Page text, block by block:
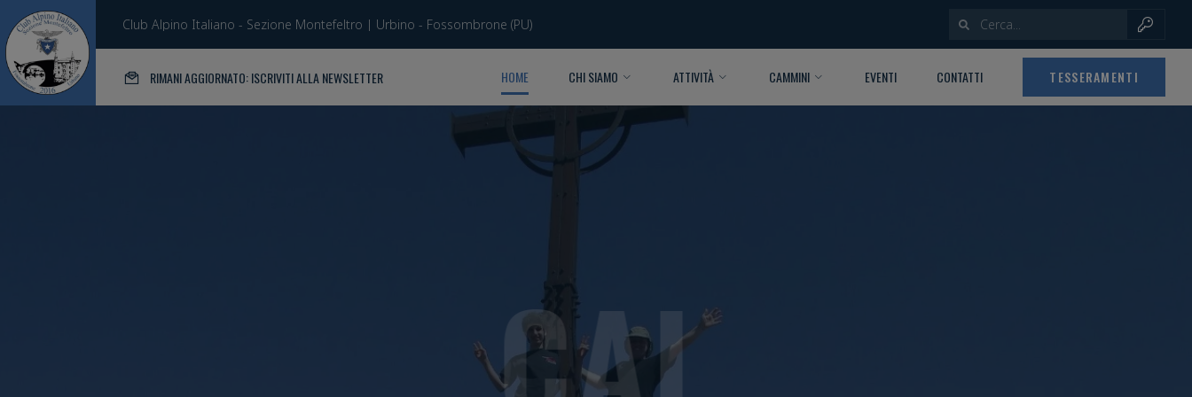
Club Alpino Italiano - Sezione Montefeltro | Urbino - Fossombrone (PU)
RIMANI AGGIORNATO: ISCRIVITI ALLA NEWSLETTER HOME CHI SIAMO ATTIVITÀ CAMMINI EVENTI CONTATTI TESSERAMENTI